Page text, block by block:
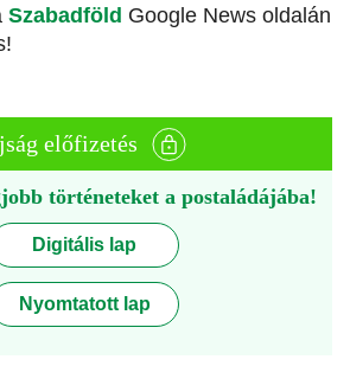
Szabadföld Google News oldalán
előfizetés
történeteket a postaládájába!
Digitális lap
Nyomtatott lap